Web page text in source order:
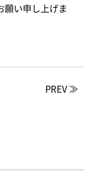
願い申し上げま
PREV ≫